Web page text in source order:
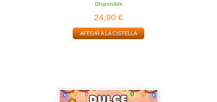
Disponible
24,90 €
AFEGIR A LA CISTELLA